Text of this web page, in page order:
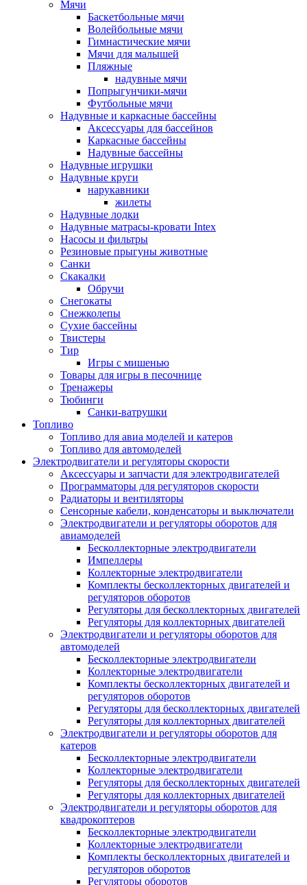
Мячи
Баскетбольные мячи
Волейбольные мячи
Гимнастические мячи
Мячи для малышей
Пляжные
надувные мячи
Попрыгунчики-мячи
Футбольные мячи
Надувные и каркасные бассейны
Аксессуары для бассейнов
Каркасные бассейны
Надувные бассейны
Надувные игрушки
Надувные круги
нарукавники
жилеты
Надувные лодки
Надувные матрасы-кровати Intex
Насосы и фильтры
Резиновые прыгуны животные
Санки
Скакалки
Обручи
Снегокаты
Снежколепы
Сухие бассейны
Твистеры
Тир
Игры с мишенью
Товары для игры в песочнице
Тренажеры
Тюбинги
Санки-ватрушки
Топливо
Топливо для авиа моделей и катеров
Топливо для автомоделей
Электродвигатели и регуляторы скорости
Аксессуары и запчасти для электродвигателей
Программаторы для регуляторов скорости
Радиаторы и вентиляторы
Сенсорные кабели, конденсаторы и выключатели
Электродвигатели и регуляторы оборотов для
авиамоделей
Бесколлекторные электродвигатели
Импеллеры
Коллекторные электродвигатели
Комплекты бесколлекторных двигателей и
регуляторов оборотов
Регуляторы для бесколлекторных двигателей
Регуляторы для коллекторных двигателей
Электродвигатели и регуляторы оборотов для
автомоделей
Бесколлекторные электродвигатели
Коллекторные электродвигатели
Комплекты бесколлекторных двигателей и
регуляторов оборотов
Регуляторы для бесколлекторных двигателей
Регуляторы для коллекторных двигателей
Электродвигатели и регуляторы оборотов для
катеров
Бесколлекторные электродвигатели
Коллекторные электродвигатели
Регуляторы для бесколлекторных двигателей
Регуляторы для коллекторных двигателей
Электродвигатели и регуляторы оборотов для
квадрокоптеров
Бесколлекторные электродвигатели
Коллекторные электродвигатели
Комплекты бесколлекторных двигателей и
регуляторов оборотов
Регуляторы оборотов